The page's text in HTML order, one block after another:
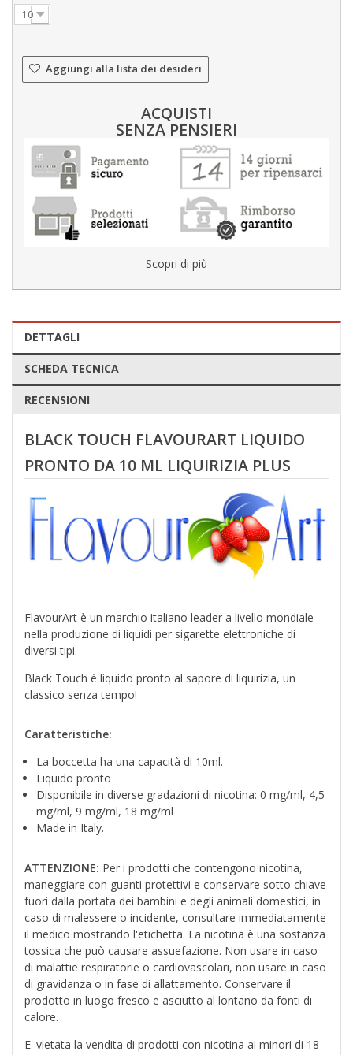
10
Aggiungi alla lista dei desideri
ACQUISTI
SENZA PENSIERI
Scopri di più
DETTAGLI
SCHEDA TECNICA
RECENSIONI
BLACK TOUCH FLAVOURART LIQUIDO
PRONTO DA 10 ML LIQUIRIZIA PLUS
FlavourArt è un marchio italiano leader a livello mondiale
nella produzione di liquidi per sigarette elettroniche di
diversi tipi.
Black Touch è liquido pronto al sapore di liquirizia, un
classico senza tempo!
Caratteristiche:
La boccetta ha una capacità di 10ml.
Liquido pronto
Disponibile in diverse gradazioni di nicotina: 0 mg/ml, 4,5
mg/ml, 9 mg/ml, 18 mg/ml
Made in Italy.
ATTENZIONE: Per i prodotti che contengono nicotina,
maneggiare con guanti protettivi e conservare sotto chiave
fuori dalla portata dei bambini e degli animali domestici, in
caso di malessere o incidente, consultare immediatamente
il medico mostrando l'etichetta. La nicotina è una sostanza
tossica che può causare assuefazione. Non usare in caso
di malattie respiratorie o cardiovascolari, non usare in caso
di gravidanza o in fase di allattamento. Conservare il
prodotto in luogo fresco e asciutto al lontano da fonti di
calore.
E' vietata la vendita di prodotti con nicotina ai minori di 18